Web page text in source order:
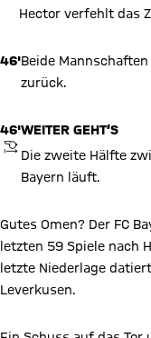
Hector verfehlt das
46'Beide
zurück.
46'
ANPFIFF
WEITER GEHT’S
Die zweite Hälfte
Bayern läuft.
Gutes Omen? Der FC
letzten 59 Spiele nach
letzte Niederlage
Leverkusen.